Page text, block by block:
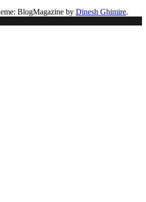
BlogMagazine by Dinesh Ghimire.